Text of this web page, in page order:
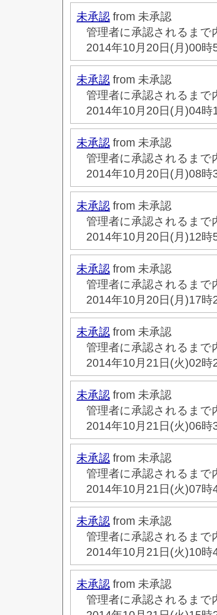
未承認 from 未承認
管理者に承認されるま
2014年10月20日(月)00時
未承認 from 未承認
管理者に承認されるま
2014年10月20日(月)04時
未承認 from 未承認
管理者に承認されるま
2014年10月20日(月)08時
未承認 from 未承認
管理者に承認されるま
2014年10月20日(月)12時
未承認 from 未承認
管理者に承認されるま
2014年10月20日(月)17時
未承認 from 未承認
管理者に承認されるま
2014年10月21日(火)02時
未承認 from 未承認
管理者に承認されるま
2014年10月21日(火)06時
未承認 from 未承認
管理者に承認されるま
2014年10月21日(火)07時
未承認 from 未承認
管理者に承認されるま
2014年10月21日(火)10時
未承認 from 未承認
管理者に承認されるま